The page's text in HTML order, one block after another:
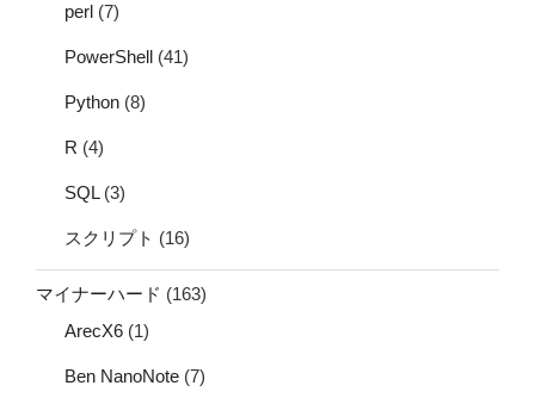
perl (7)
PowerShell (41)
Python (8)
R (4)
SQL(3)
スクリプト (16)
マイナーハード (163)
ArecX6 (1)
Ben NanoNote (7)